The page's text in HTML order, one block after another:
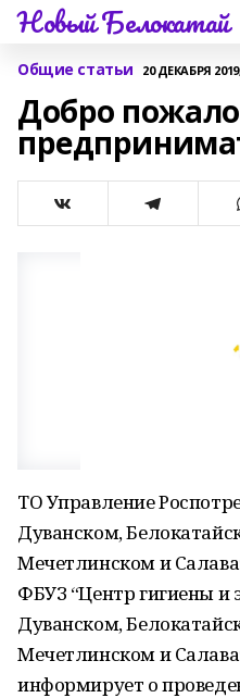
Новый Белокатай
Общие статьи 20 ДЕКАБРЯ
Добро
ТО Управление
Дуванском,
Мечетлинском и
ФБУЗ “Центр гигиены и
Дуванском,
Мечетлинском и
информирует о